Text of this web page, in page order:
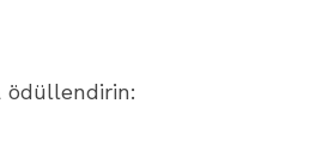
ödüllendirin: